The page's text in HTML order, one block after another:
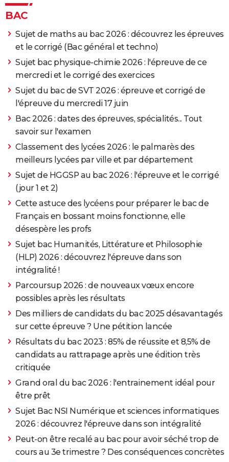
Guide
Sujet de philo au bac 2026 : les questions, les
corrigés avec les idées et auteurs qu'il fallait citer>
Guide
Sujet de SES au bac 2026 : l'épreuve et le corrigé du
mercredi 17 juin> Guide
BAC
Sujet de maths au bac 2026 : découvrez les épreuves
et le corrigé (Bac général et techno)
Sujet bac physique-chimie 2026 : l'épreuve de ce
mercredi et le corrigé des exercices
Sujet du bac de SVT 2026 : épreuve et corrigé de
l'épreuve du mercredi 17 juin
Bac 2026 : dates des épreuves, spécialités... Tout
savoir sur l'examen
Classement des lycées 2026 : le palmarès des
meilleurs lycées par ville et par département
Sujet de HGGSP au bac 2026 : l'épreuve et le corrigé
(jour 1 et 2)
Cette astuce des lycéens pour préparer le bac de
Français en bossant moins fonctionne, elle
désespère les profs
Sujet bac Humanités, Littérature et Philosophie
(HLP) 2026 : découvrez l'épreuve dans son
intégralité !
Parcoursup 2026 : de nouveaux vœux encore
possibles après les résultats
Des milliers de candidats du bac 2025 désavantagés
sur cette épreuve ? Une pétition lancée
Résultats du bac 2023 : 85% de réussite et 8,5% de
candidats au rattrapage après une édition très
critiquée
Grand oral du bac 2026 : l'entrainement idéal pour
être prêt
Sujet Bac NSI Numérique et sciences informatiques
2026 : découvrez l'épreuve dans son intégralité
Peut-on être recalé au bac pour avoir séché trop de
cours au 3e trimestre ? Des conséquences concrètes